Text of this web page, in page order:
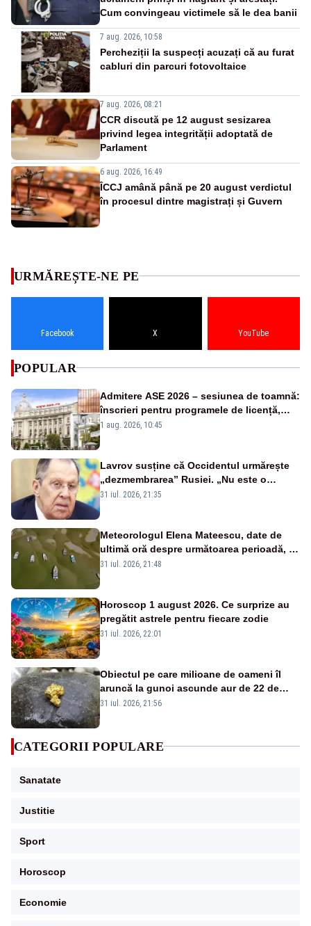
Cum convingeau victimele să le dea banii
7 aug. 2026, 10:58
Percheziții la suspecți acuzați că au furat
cabluri din parcuri fotovoltaice
7 aug. 2026, 08:21
CCR discută pe 12 august sesizarea
privind legea integrității adoptată de
Parlament
6 aug. 2026, 16:49
ÎCCJ amână până pe 20 august verdictul
în procesul dintre magistrați și Guvern
URMĂREȘTE-NE PE
Facebook X YouTube
POPULAR
Admitere ASE 2026 – sesiunea de toamnă:
înscrieri pentru programele de licență,
masterat și doctorat
1 aug. 2026, 10:45
Lavrov susține că Occidentul urmărește
„dezmembrarea” Rusiei. „Nu este o
glumă, s-a unit împotriva noastră”
31 iul. 2026, 21:35
Meteorologul Elena Mateescu, date de
ultimă oră despre următoarea perioadă, în
contextul alertei energetice provocate de
31 iul. 2026, 21:48
Horoscop 1 august 2026. Ce surprize au
pregătit astrele pentru fiecare zodie
31 iul. 2026, 22:01
Obiectul pe care milioane de oameni îl
aruncă la gunoi ascunde aur de 22 de
carate. Descoperirea făcută de cercetători
31 iul. 2026, 21:56
CATEGORII POPULARE
Sanatate
Justitie
Sport
Horoscop
Economie